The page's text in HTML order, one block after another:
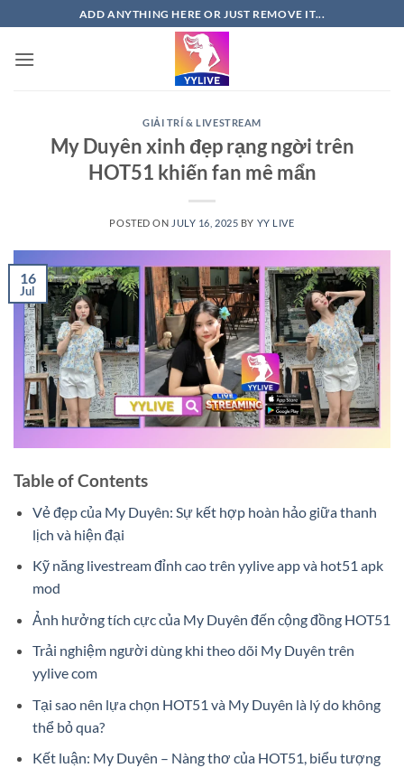
to
content
ADD ANYTHING HERE OR JUST REMOVE IT...
GIẢI TRÍ & LIVESTREAM
My Duyên xinh đẹp rạng ngời trên
HOT51 khiến fan mê mẩn
POSTED ON JULY 16, 2025 BY YY LIVE
16
Jul
Table of Contents
Vẻ đẹp của My Duyên: Sự kết hợp hoàn hảo giữa thanh
lịch và hiện đại
Kỹ năng livestream đỉnh cao trên yylive app và hot51 apk
mod
Ảnh hưởng tích cực của My Duyên đến cộng đồng HOT51
Trải nghiệm người dùng khi theo dõi My Duyên trên
yylive com
Tại sao nên lựa chọn HOT51 và My Duyên là lý do không
thể bỏ qua?
Kết luận: My Duyên – Nàng thơ của HOT51, biểu tượng